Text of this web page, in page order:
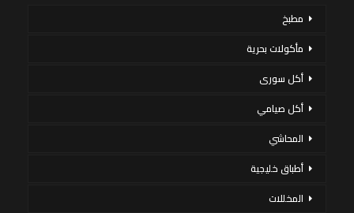
مطبخ
مأكولات بحرية
أكل سورى
أكل صيامي
المحاشي
أطباق خليجية
المخللات